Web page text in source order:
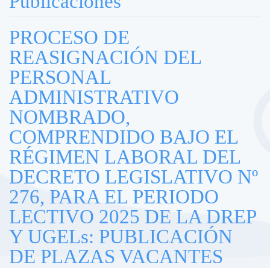
PROCESO DE
REASIGNACIÓN DEL
PERSONAL
ADMINISTRATIVO
NOMBRADO,
COMPRENDIDO BAJO EL
RÉGIMEN LABORAL DEL
DECRETO LEGISLATIVO Nº
276, PARA EL PERIODO
LECTIVO 2025 DE LA DREP
Y UGELs: PUBLICACIÓN
DE PLAZAS VACANTES